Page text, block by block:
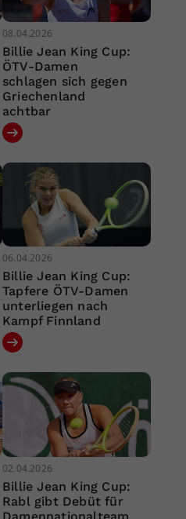
08.04.2026
Billie Jean King Cup:
ÖTV-Damen
schlagen sich gegen
Griechenland
achtbar
06.04.2026
Billie Jean King Cup:
Tapfere ÖTV-Damen
unterliegen nach
Kampf Finnland
02.04.2026
Billie Jean King Cup:
Rabl gibt Debüt für